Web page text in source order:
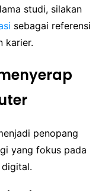
studi, silakan
sebagai referensi
karier.
penopang
yang fokus pada